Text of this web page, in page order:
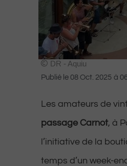
DR - Aquiu
Publié le 08 Oct. 2025 à
Les amateurs de
passage Carnot, à
l’initiative de la
temps d’un week-